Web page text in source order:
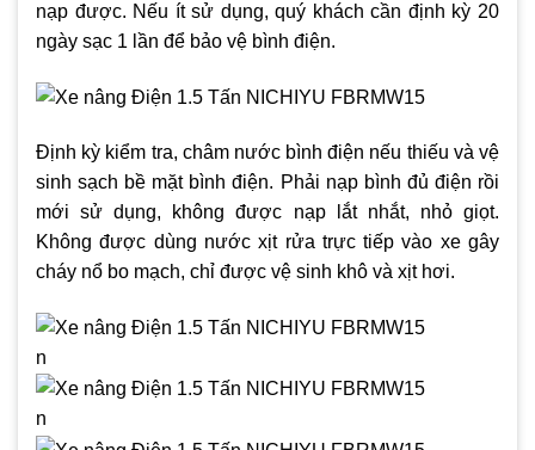
nạp được. Nếu ít sử dụng, quý khách cần định kỳ 20
ngày sạc 1 lần để bảo vệ bình điện.
Định kỳ kiểm tra, châm nước bình điện nếu thiếu và vệ
sinh sạch bề mặt bình điện. Phải nạp bình đủ điện rồi
mới sử dụng, không được nạp lắt nhắt, nhỏ giọt.
Không được dùng nước xịt rửa trực tiếp vào xe gây
cháy nổ bo mạch, chỉ được vệ sinh khô và xịt hơi.
n
n